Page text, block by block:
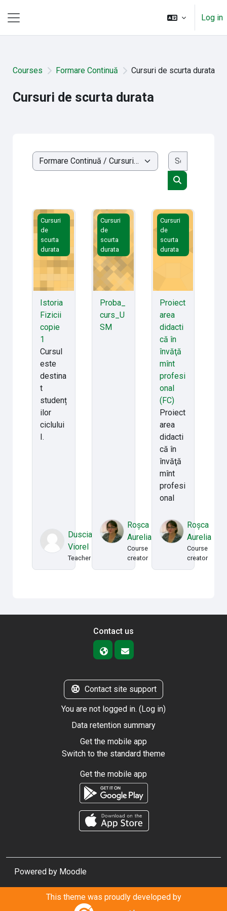
Log in
Courses Formare Continuă Cursuri de scurta durata
Cursuri de scurta durata
Course categories
Search
Istoria Fizicii copie 1
Cursuri
de
scurta
durata
Istoria
Fizicii
copie
1
Cursul
este
destina
t
studenț
ilor
ciclului
I.
Dusciac
Viorel
Teacher
Proba_curs_USM
Cursuri
de
scurta
durata
Proba_
curs_U
SM
Roșca
Aurelia
Course
creator
Proiectarea
Cursuri
de
scurta
durata
Proiect
area
didacti
că în
învăţă
mînt
profesi
onal
(FC)
Proiect
area
didacti
că în
învăţă
mînt
profesi
onal
Roșca
Aurelia
Course
creator
Contact us
Contact site support
You are not logged in. (Log in)
Data retention summary
Get the mobile app
Switch to the standard theme
Get the mobile app
Powered by Moodle
This theme was proudly developed by